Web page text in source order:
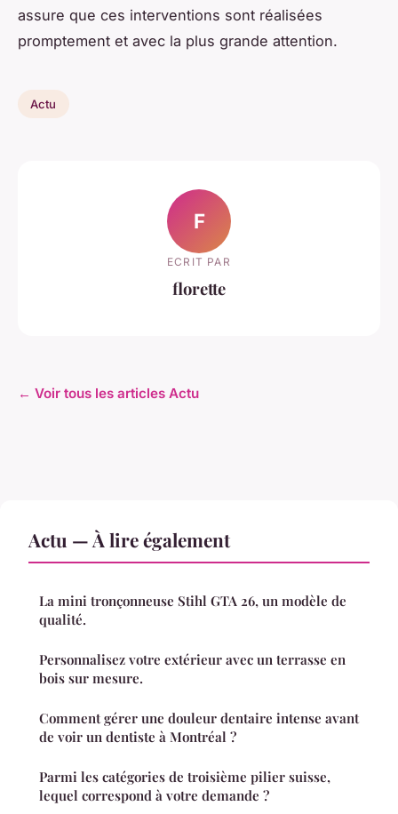
assure que ces interventions sont réalisées
promptement et avec la plus grande attention.
Actu
F
ECRIT PAR
florette
← Voir tous les articles Actu
Actu — À lire également
La mini tronçonneuse Stihl GTA 26, un modèle de
qualité.
Personnalisez votre extérieur avec un terrasse en
bois sur mesure.
Comment gérer une douleur dentaire intense avant
de voir un dentiste à Montréal ?
Parmi les catégories de troisième pilier suisse,
lequel correspond à votre demande ?